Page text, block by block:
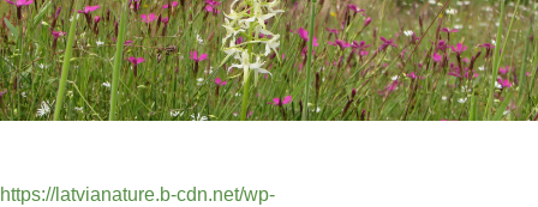
https://latvianature.b-cdn.net/wp-